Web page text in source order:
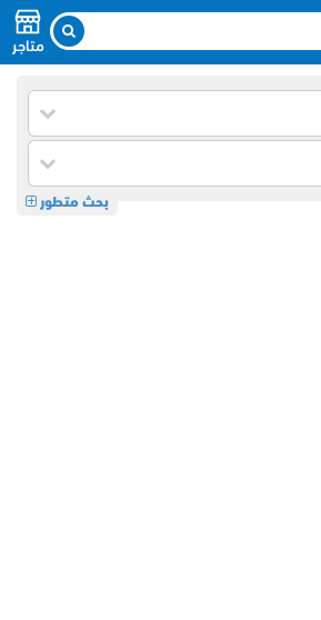
متاجر
بحث متطور